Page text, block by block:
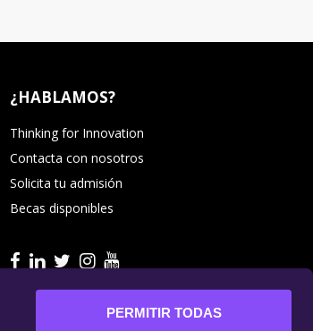
PERMITIR TODAS
¿HABLAMOS?
Thinking for Innovation
Contacta con nosotros
Solicita tu admisión
Becas disponibles